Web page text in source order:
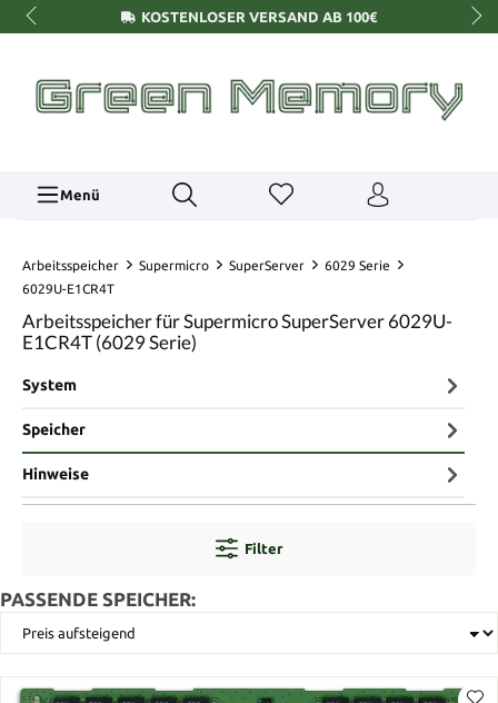
KOSTENLOSER VERSAND AB 100€
Menü
Arbeitsspeicher Supermicro SuperServer
6029 Serie
6029U-E1CR4T
Arbeitsspeicher für Supermicro SuperServer 6029U-
E1CR4T (6029 Serie)
System
Speicher
Hinweise
Filter
PASSENDE SPEICHER: